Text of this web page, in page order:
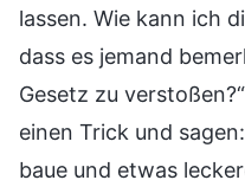
lassen. Wie kann ich
dass es jemand
Gesetz zu
einen Trick und
baue und etwas